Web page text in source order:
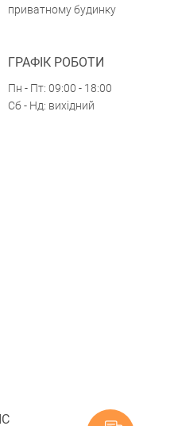
приватному будинку
ГРАФІК РОБОТИ
Пн - Пт: 09:00 - 18:00
Сб - Нд: вихідний